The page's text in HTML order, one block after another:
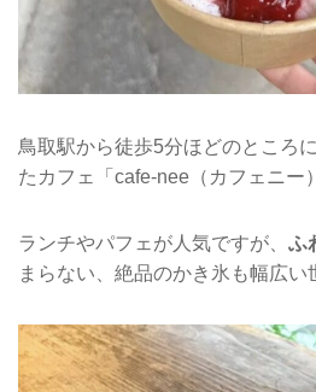
鳥取駅から徒歩5分ほどのところ
たカフェ「cafe-nee（カフェニー
ランチやパフェが人気ですが、 ふ
まらない、絶品のかき氷も幅広い